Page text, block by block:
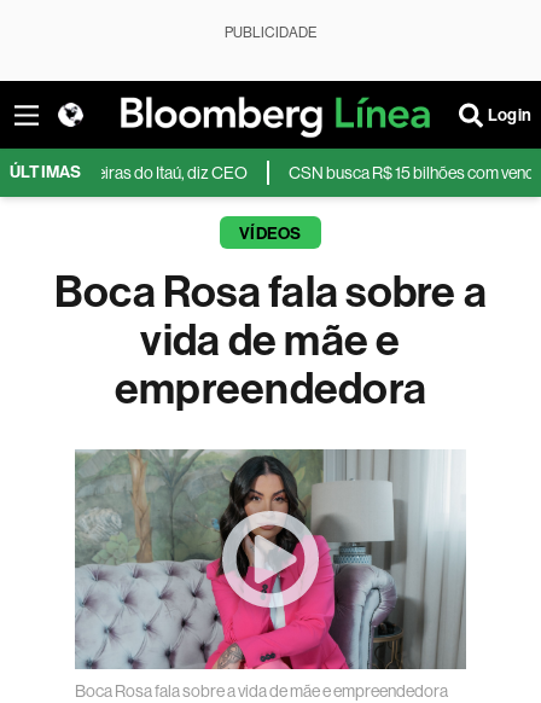
PUBLICIDADE
Login
ÚLTIMAS
do Itaú, diz CEO CSN busca R$ 15 bilhões com venda de toda a
VÍDEOS
Boca Rosa fala sobre a
vida de mãe e
empreendedora
Boca Rosa fala sobre a vida de mãe e empreendedora